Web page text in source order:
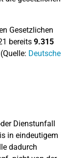
Gesetzlichen
bereits 9.315
Deutsche
Dienstunfall
in eindeutigem
dadurch